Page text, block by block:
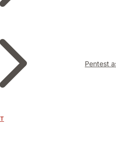
Pentest